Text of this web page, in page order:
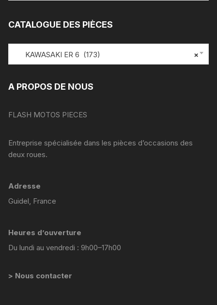
CATALOGUE DES PIÈCES
×
KAWASAKI ER 6 (173)
A PROPOS DE NOUS
FLASH MOTOS PIECES
Entreprise spécialisée dans les pièces d’occasions des
deux roues.
Adresse
Guidel, France
Heures d’ouverture
Du lundi au vendredi : 9h00–17h00
> Nous contacter